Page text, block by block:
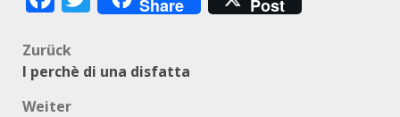
Share Post
Beitragsnavigation
Zurück
I perchè di una disfatta
Weiter